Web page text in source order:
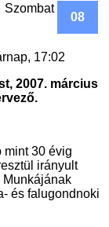
Szombat
08
17:02
2007. március
mint 30 évig
irányult
Munkájának
és falugondnoki